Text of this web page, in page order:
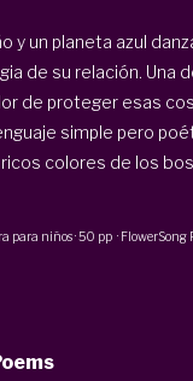
y un planeta azul
de su relación. Una
de proteger esas
simple pero
colores de los
para niños·50 pp· FlowerSong